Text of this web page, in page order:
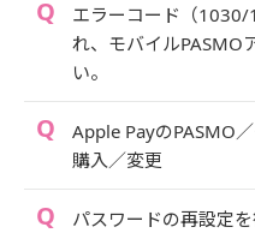
エラーコード（
れ、モバイルPASMO
い。
Apple PayのPASMO
購入／変更
パスワードの再設定